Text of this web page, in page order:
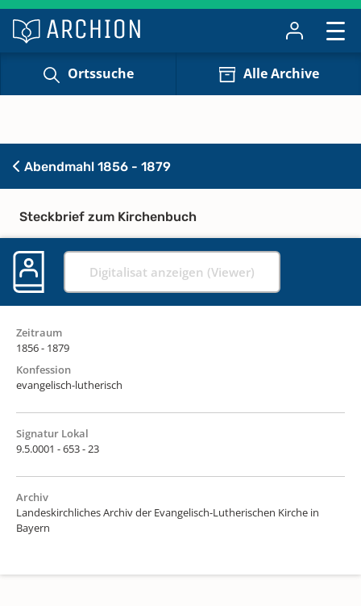
Ortssuche Alle Archive
Abendmahl 1856 - 1879
Steckbrief zum Kirchenbuch
Digitalisat anzeigen (Viewer)
Zeitraum
1856 - 1879
Konfession
evangelisch-lutherisch
Signatur Lokal
9.5.0001 - 653 - 23
Archiv
Landeskirchliches Archiv der Evangelisch-Lutherischen Kirche in
Bayern